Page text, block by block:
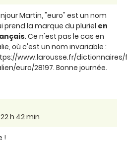
Martin, "euro" est un nom
prend la marque du pluriel en
. Ce n'est pas le cas en
où c'est un nom invariable :
www.larousse.fr/
euro/28197. Bonne journée.
h 42 min
!